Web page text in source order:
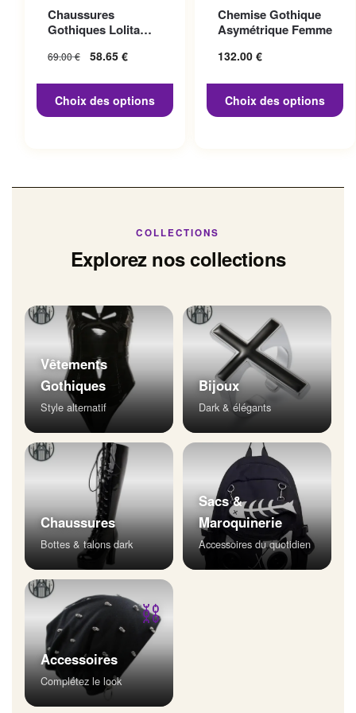
Chaussures
Gothiques Lolita
69.00€
Le prix initial
58.65 €
58.65 €.
Choix des options
variations. Les options
peuvent être choisies sur la
page du produit
Chemise Gothique
Asymétrique Femme
132.00 €
Choix des options
variations. Les options
peuvent être choisies sur la
page du produit
COLLECTIONS
Explorez nos collections
Vêtements
Gothiques
Style alternatif
Bijoux
Dark & élégants
Chaussures
Bottes & talons dark
Sacs &
Maroquinerie
Accessoires du quotidien
⛓
Accessoires
Complétez le look